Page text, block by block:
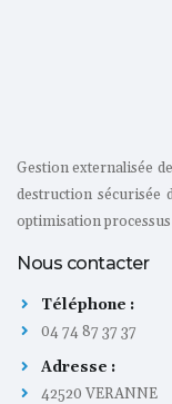
Gestion externalisée
destruction sécurisée
optimisation
Nous contacter
Téléphone :
04 74 87 37 37
Adresse :
42520 VERANNE